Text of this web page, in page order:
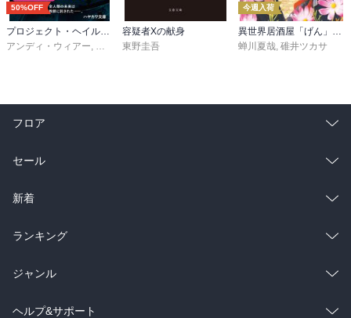
50%OFF
プロジェクト・ヘイル・メアリー 上
アンディ・ウィアー, 小野田和子
容疑者Xの献身
東野圭吾
今週入荷
異世界居酒屋「げん」三杯目
蝉川夏哉, 碓井ツカサ
フロア
総合
ラノベ
雑誌・グラビア
BL・TL
セール
総合
ラノベ
雑誌・グラビア
BL・TL
新着
総合
ラノベ
雑誌・グラビア
ランキング
総合
ラノベ
ジャンル
コミック
ヘルプ&サポート